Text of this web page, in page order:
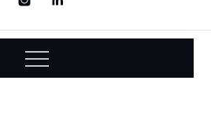
InstagramLinkedin